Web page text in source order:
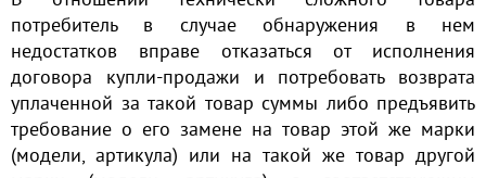
потребитель в случае обнаружения в нем
недостатков вправе отказаться от исполнения
договора купли-продажи и потребовать возврата
уплаченной за такой товар суммы либо предъявить
требование о его замене на товар этой же марки
(модели, артикула) или на такой же товар другой